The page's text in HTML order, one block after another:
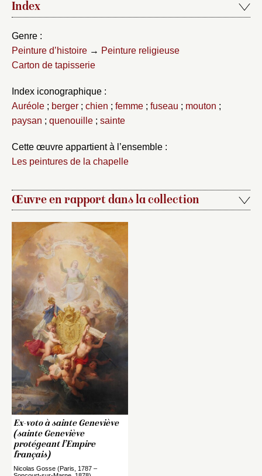
Index
Genre :
Peinture d’histoire → Peinture religieuse
Carton de tapisserie
Index iconographique :
Auréole ; berger ; chien ; femme ; fuseau ; mouton ;
paysan ; quenouille ; sainte
Cette œuvre appartient à l’ensemble :
Les peintures de la chapelle
Œuvre en rapport dans la collection
Ex-voto à sainte Geneviève
(sainte Geneviève
protégeant l’Empire
français)
Nicolas Gosse (Paris, 1787 –